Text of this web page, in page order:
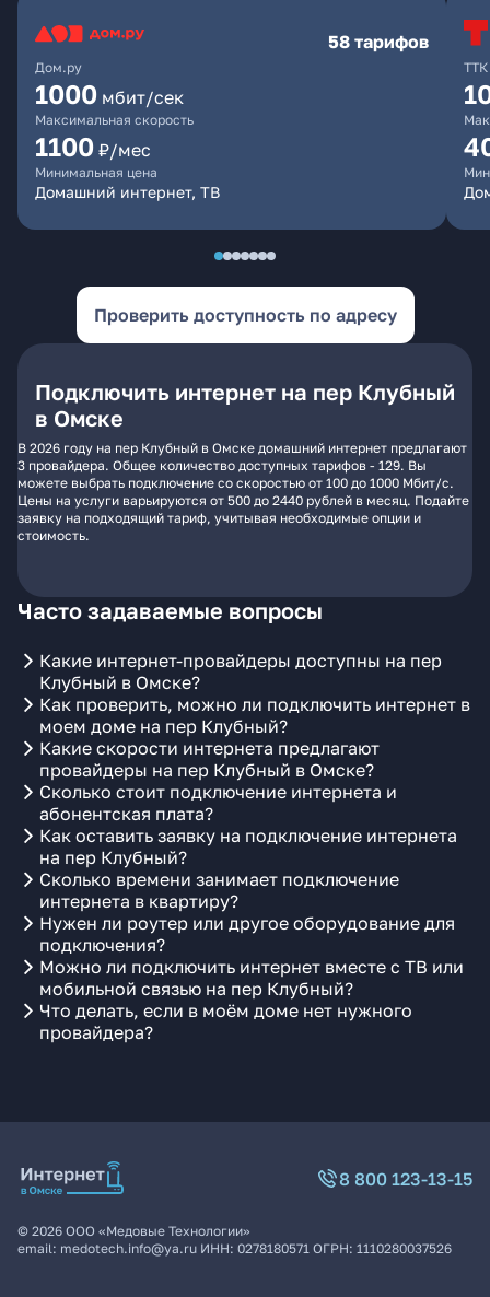
Дом.ру
58 тарифов
1000 мбит/сек
Максимальная скорость
1100 ₽/мес
Минимальная цена
Домашний интернет, ТВ
ТТК
Проверить доступность по адресу
Подключить интернет на пер Клубный
в Омске
В 2026 году на пер Клубный в Омске домашний интернет предлагают
3 провайдера. Общее количество доступных тарифов - 129. Вы
можете выбрать подключение со скоростью от 100 до 1000 Мбит/с.
Цены на услуги варьируются от 500 до 2440 рублей в месяц. Подайте
заявку на подходящий тариф, учитывая необходимые опции и
стоимость.
Часто задаваемые вопросы
Какие интернет-провайдеры доступны на пер
Клубный в Омске?
Как проверить, можно ли подключить интернет в
моем доме на пер Клубный?
Какие скорости интернета предлагают
провайдеры на пер Клубный в Омске?
Сколько стоит подключение интернета и
абонентская плата?
Как оставить заявку на подключение интернета
на пер Клубный?
Сколько времени занимает подключение
интернета в квартиру?
Нужен ли роутер или другое оборудование для
подключения?
Можно ли подключить интернет вместе с ТВ или
мобильной связью на пер Клубный?
Что делать, если в моём доме нет нужного
провайдера?
8 800 123-13-15
© 2026 ООО «Медовые Технологии»
email: medotech.info@ya.ru ИНН: 0278180571 ОГРН: 1110280037526